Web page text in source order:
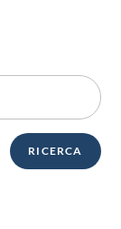
RICERCA